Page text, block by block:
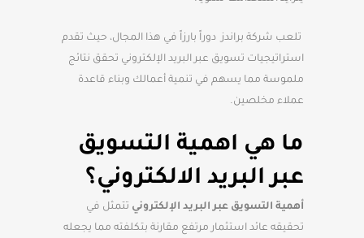
تلعب شركة براندز دوراً بارزاً في هذا المجال، حيث تقدم
استراتيجيات تسويق عبر البريد الإلكتروني تحقق نتائج
ملموسة مما يسهم في تنمية أعمالك وبناء قاعدة
عملاء مخلصين.
ما هي اهمية التسويق
عبر البريد الالكتروني؟
أهمية التسويق عبر البريد الإلكتروني تتمثل في
تحقيقه عائد استثمار مرتفع مقارنة بتكلفته مما يجعله